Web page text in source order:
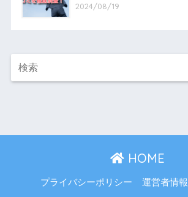
2024/08/19
HOME
プライバシーポリシー 運営者情報